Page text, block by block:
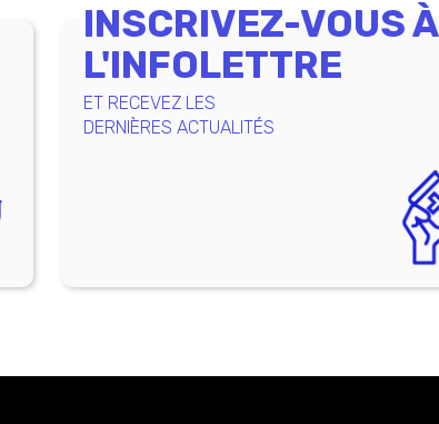
INSCRIVEZ-VOUS À
L'INFOLETTRE
ET RECEVEZ LES
DERNIÈRES ACTUALITÉS